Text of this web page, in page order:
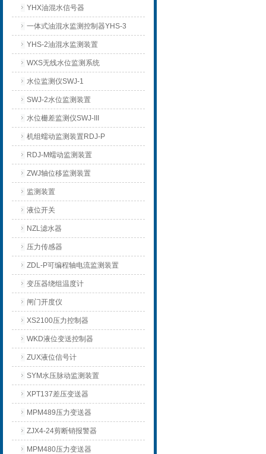
YHX油混水信号器
一体式油混水监测控制器YHS-3
YHS-2油混水监测装置
WXS无线水位监测系统
水位监测仪SWJ-1
SWJ-2水位监测装置
水位栅差监测仪SWJ-III
机组蠕动监测装置RDJ-P
RDJ-M蠕动监测装置
ZWJ轴位移监测装置
监测装置
液位开关
NZL滤水器
压力传感器
ZDL-P可编程轴电流监测装置
变压器绕组温度计
闸门开度仪
XS2100压力控制器
WKD液位变送控制器
ZUX液位信号计
SYM水压脉动监测装置
XPT137差压变送器
MPM489压力变送器
ZJX4-24剪断销报警器
MPM480压力变送器